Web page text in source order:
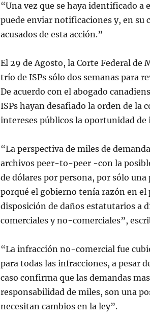
“Una vez que se haya identificado a
puede enviar notificaciones y, en su
acusados de esta acción.”
El 29 de Agosto, la Corte Federal
trío de ISPs sólo dos semanas para
De acuerdo con el abogado
ISPs hayan desafiado la orden de la
intereses públicos la oportunidad
“La perspectiva de miles de
archivos peer-to-peer -con la
de dólares por persona, por sólo
porqué el gobierno tenía razón en
disposición de daños estatutarios a
comerciales y no-comerciales”,
“La infracción no-comercial fue
para todas las infracciones, a pesar
caso confirma que las demandas
responsabilidad de miles, son una
necesitan cambios en la ley”.